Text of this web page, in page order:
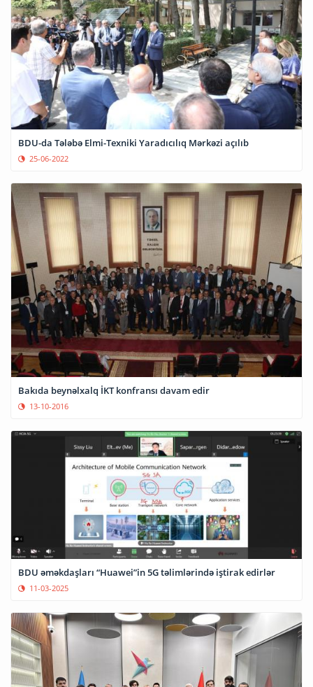
BDU-da Tələbə Elmi-Texniki Yaradıcılıq Mərkəzi açılıb
25-06-2022
Bakıda beynəlxalq İKT konfransı davam edir
13-10-2016
BDU əməkdaşları “Huawei”in 5G təlimlərində iştirak edirlər
11-03-2025